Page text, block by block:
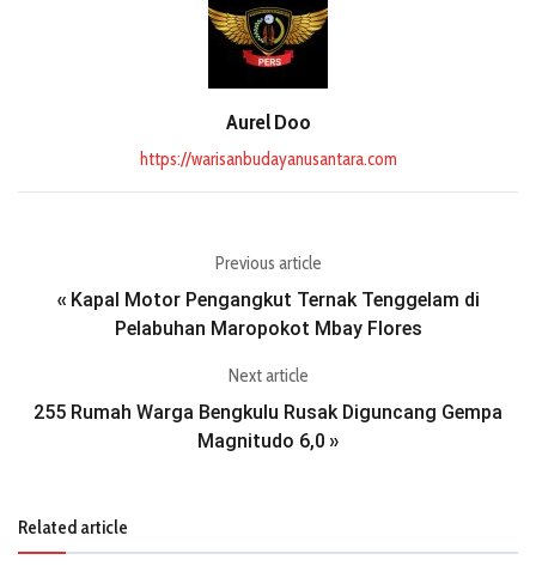
Aurel Doo
https://warisanbudayanusantara.com
Previous article
« Kapal Motor Pengangkut Ternak Tenggelam di
Pelabuhan Maropokot Mbay Flores
Next article
255 Rumah Warga Bengkulu Rusak Diguncang Gempa
Magnitudo 6,0 »
Related article